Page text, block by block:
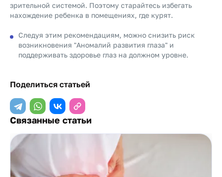
зрительной системой. Поэтому старайтесь избегать
нахождение ребенка в помещениях, где курят.
Следуя этим рекомендациям, можно снизить риск
возникновения "Аномалий развития глаза" и
поддерживать здоровье глаз на должном уровне.
Поделиться статьей
Связанные статьи